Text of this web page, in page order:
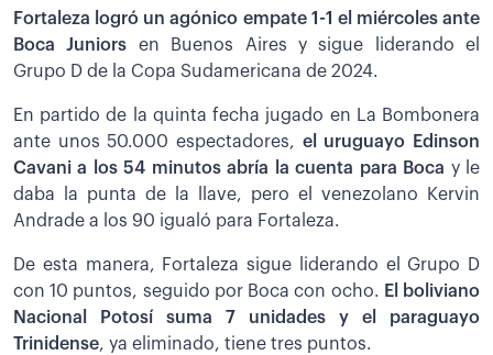
Fortaleza logró un agónico empate 1-1 el miércoles ante
Boca Juniors en Buenos Aires y sigue liderando el
Grupo D de la Copa Sudamericana de 2024.
En partido de la quinta fecha jugado en La Bombonera
ante unos 50.000 espectadores, el uruguayo Edinson
Cavani a los 54 minutos abría la cuenta para Boca y le
daba la punta de la llave, pero el venezolano Kervin
Andrade a los 90 igualó para Fortaleza.
De esta manera, Fortaleza sigue liderando el Grupo D
con 10 puntos, seguido por Boca con ocho. El boliviano
Nacional Potosí suma 7 unidades y el paraguayo
Trinidense, ya eliminado, tiene tres puntos.